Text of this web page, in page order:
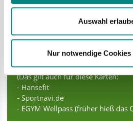
Auswahl
Nur notwendige
Montag bis Freitag:
Das Bad hat von 8 Uhr bis 20 Uhr
Samstag, Sonntag und an
Das Bad hat von 9 Uhr bis 19 Uhr
Besitzer von einer Saison-Karte
oder einer Kurkarte haben
(Das gilt auch für diese Karten:
- Hansefit
- Sportnavi.de
- EGYM Wellpass (früher hieß das